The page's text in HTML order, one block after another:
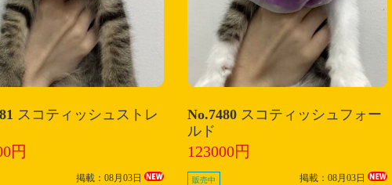
スコティッシュストレ
円
掲載：08月03日
No.7480 スコティッシュフォー
ルド
123000円
販売中 掲載：08月03日